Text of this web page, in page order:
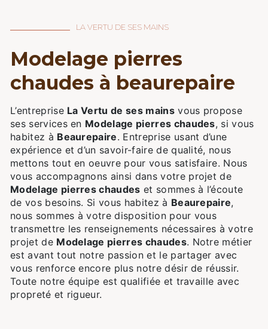
LA VERTU DE SES MAINS
modelage pierres
chaudes à beaurepaire
L’entreprise La Vertu de ses mainsvous propose
ses services en Modelage pierres chaudes, si vous
habitez à Beaurepaire. Entreprise usant d’une
expérience et d’un savoir-faire de qualité, nous
mettons tout en oeuvre pour vous satisfaire. Nous
vous accompagnons ainsi dans votre projet de
Modelage pierres chaudes et sommes à l’écoute
de vos besoins. Si vous habitez à Beaurepaire,
nous sommes à votre disposition pour vous
transmettre les renseignements nécessaires à votre
projet de Modelage pierres chaudes. Notre métier
est avant tout notre passion et le partager avec
vous renforce encore plus notre désir de réussir.
Toute notre équipe est qualifiée et travaille avec
propreté et rigueur.